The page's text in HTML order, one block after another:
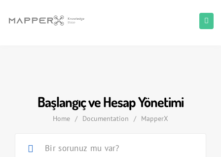
Başlangıç ve Hesap Yönetimi
Home / Documentation / MapperX